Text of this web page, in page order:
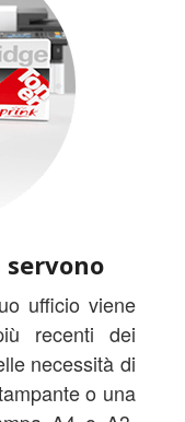
ufficio viene
recenti dei
necessità di
o una